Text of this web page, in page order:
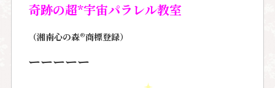
奇跡の超*宇宙パラレル教室
（湘南心の森®️商標登録）
ーーーーー